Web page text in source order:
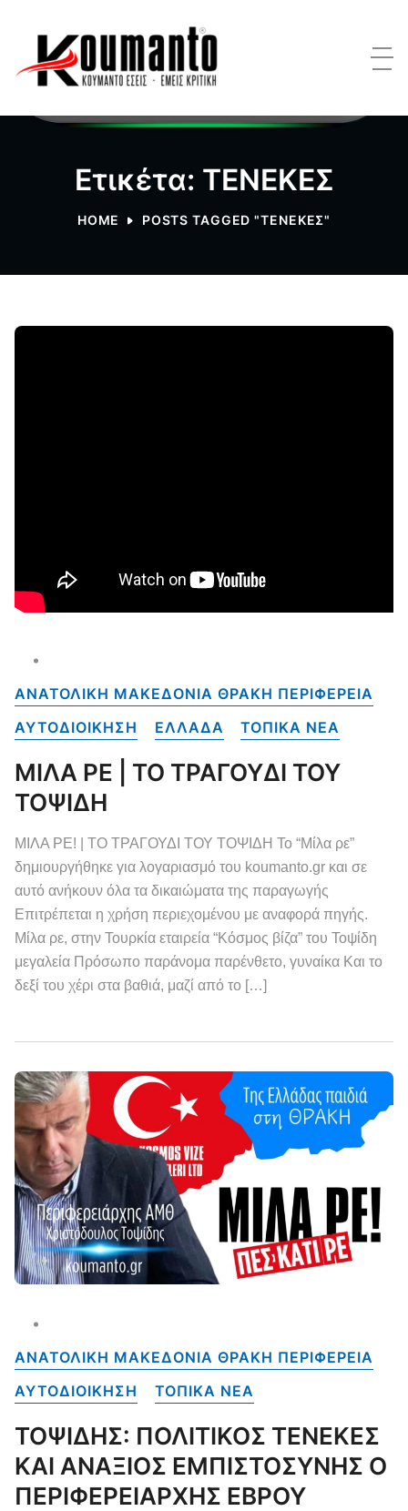
Ετικέτα: ΤΕΝΕΚΕΣ
HOME POSTS TAGGED "ΤΕΝΕΚΕΣ"
ΑΝΑΤΟΛΙΚΗ ΜΑΚΕΔΟΝΙΑ ΘΡΑΚΗ ΠΕΡΙΦΕΡΕΙΑ
ΑΥΤΟΔΙΟΙΚΗΣΗ
ΕΛΛΑΔΑ ΤΟΠΙΚΑ NEA
ΜΙΛΑ ΡΕ | ΤΟ ΤΡΑΓΟΥΔΙ ΤΟΥ
ΤΟΨΙΔΗ
ΜΙΛΑ ΡΕ! | ΤΟ ΤΡΑΓΟΥΔΙ ΤΟΥ ΤΟΨΙΔΗ Το “Μίλα ρε”
δημιουργήθηκε για λογαριασμό του koumanto.gr και σε
αυτό ανήκουν όλα τα δικαιώματα της παραγωγής
Επιτρέπεται η χρήση περιεχομένου με αναφορά πηγής.
Μίλα ρε, στην Τουρκία εταιρεία “Κόσμος βίζα” του Τοψίδη
μεγαλεία Πρόσωπο παράνομα παρένθετο, γυναίκα Και το
δεξί του χέρι στα βαθιά, μαζί από το […]
ΑΝΑΤΟΛΙΚΗ ΜΑΚΕΔΟΝΙΑ ΘΡΑΚΗ ΠΕΡΙΦΕΡΕΙΑ
ΑΥΤΟΔΙΟΙΚΗΣΗ
ΤΟΠΙΚΑ NEA
ΤΟΨΙΔΗΣ: ΠΟΛΙΤΙΚΟΣ ΤΕΝΕΚΕΣ
ΚΑΙ ΑΝΑΞΙΟΣ ΕΜΠΙΣΤΟΣΥΝΗΣ Ο
ΠΕΡΙΦΕΡΕΙΑΡΧΗΣ ΕΒΡΟΥ